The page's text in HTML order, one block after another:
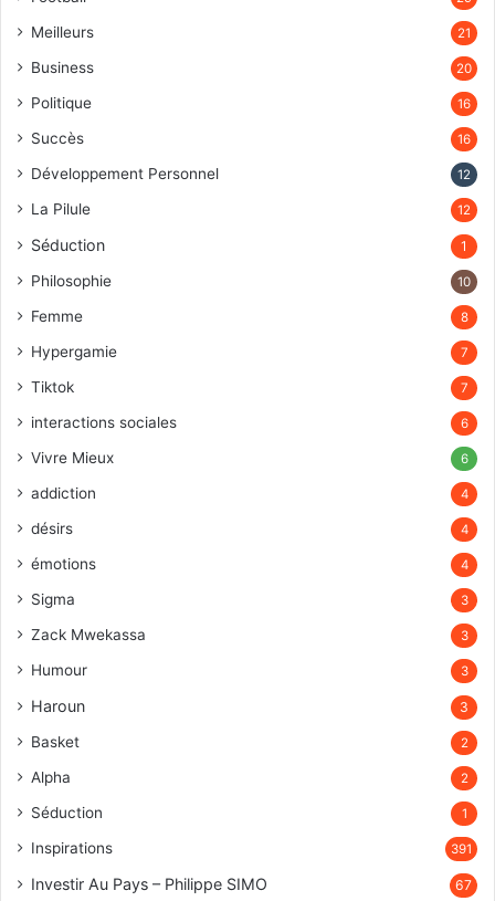
Meilleurs 21
Business 20
Politique 16
Succès 16
Développement Personnel 12
La Pilule 12
Séduction 1
Philosophie 10
Femme 8
Hypergamie 7
Tiktok 7
interactions sociales 6
Vivre Mieux 6
addiction 4
désirs 4
émotions 4
Sigma 3
Zack Mwekassa 3
Humour 3
Haroun 3
Basket 2
Alpha 2
Séduction 1
Inspirations 391
Investir Au Pays – Philippe SIMO 67